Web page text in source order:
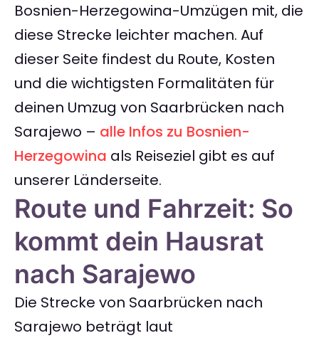
Bosnien-Herzegowina-Umzügen mit, die
diese Strecke leichter machen. Auf
dieser Seite findest du Route, Kosten
und die wichtigsten Formalitäten für
deinen Umzug von Saarbrücken nach
Sarajewo – alle Infos zu Bosnien-
Herzegowina als Reiseziel gibt es auf
unserer Länderseite.
Route und Fahrzeit: So
kommt dein Hausrat
nach Sarajewo
Die Strecke von Saarbrücken nach
Sarajewo beträgt laut